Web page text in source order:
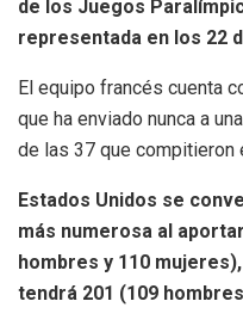
de los Juegos
representada en los 22
El equipo francés cuenta
que ha enviado nunca a
de las 37 que compitieron
Estados Unidos se
más numerosa al
hombres y 110 mujeres),
tendrá 201 (109